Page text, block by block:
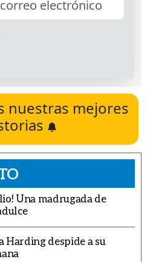
nuestras mejores
Una madrugada de
Harding despide a su